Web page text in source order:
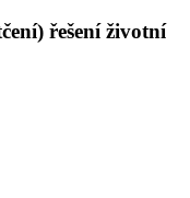
řešení životní